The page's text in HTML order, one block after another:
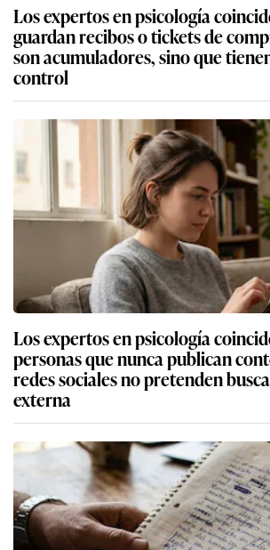
Los expertos en psicología
guardan recibos o tickets de
son acumuladores, sino que
control
Los expertos en psicología
personas que nunca publican
redes sociales no pretenden
externa